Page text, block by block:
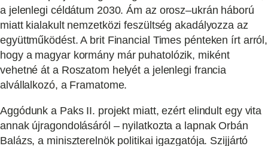
a jelenlegi céldátum 2030. Ám az orosz–ukrán háború
miatt kialakult nemzetközi feszültség akadályozza az
együttműködést. A brit Financial Times pénteken írt arról,
hogy a magyar kormány már puhatolózik, miként
vehetné át a Roszatom helyét a jelenlegi francia
alvállalkozó, a Framatome.
Aggódunk a Paks II. projekt miatt, ezért elindult egy vita
annak újragondolásáról – nyilatkozta a lapnak Orbán
Balázs, a miniszterelnök politikai igazgatója. Szijjártó